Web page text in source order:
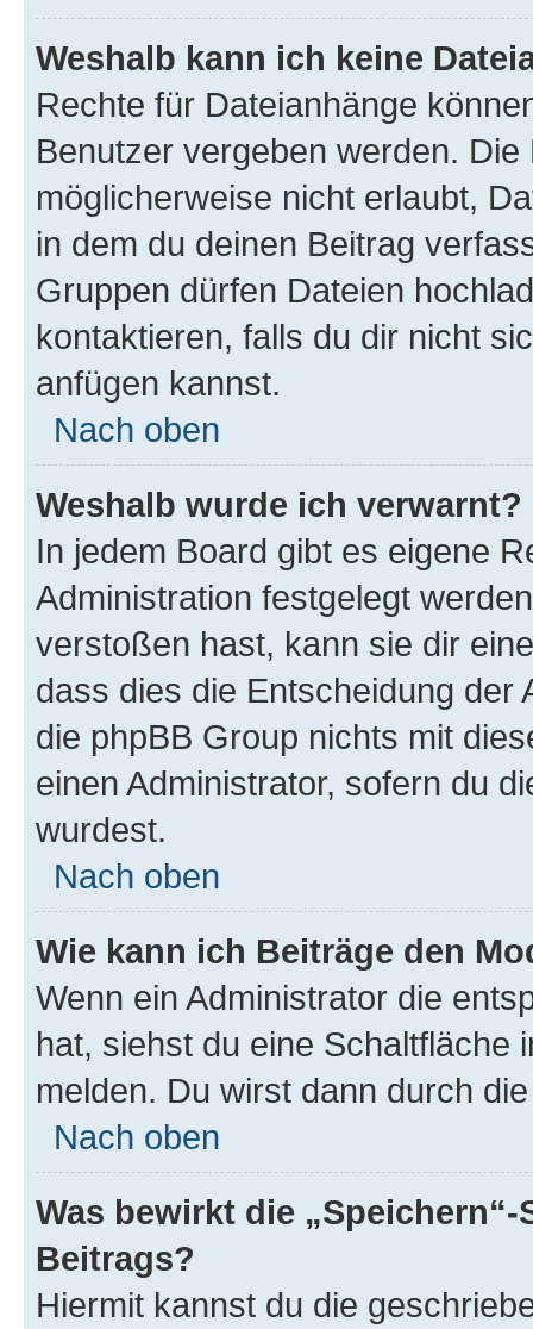
Weshalb kann ich keine
Rechte für Dateianhänge
Benutzer vergeben werden.
möglicherweise nicht erlaubt,
in dem du deinen Beitrag
Gruppen dürfen Dateien
kontaktieren, falls du dir nicht
anfügen kannst.
Nach oben
Weshalb wurde ich verwarnt?
In jedem Board gibt es eigene
Administration festgelegt
verstoßen hast, kann sie dir
dass dies die Entscheidung der
die phpBB Group nichts mit
einen Administrator, sofern du
wurdest.
Nach oben
Wie kann ich Beiträge den
Wenn ein Administrator die
hat, siehst du eine Schaltfläche
melden. Du wirst dann durch
Nach oben
Was bewirkt die
Beitrags?
Hiermit kannst du die